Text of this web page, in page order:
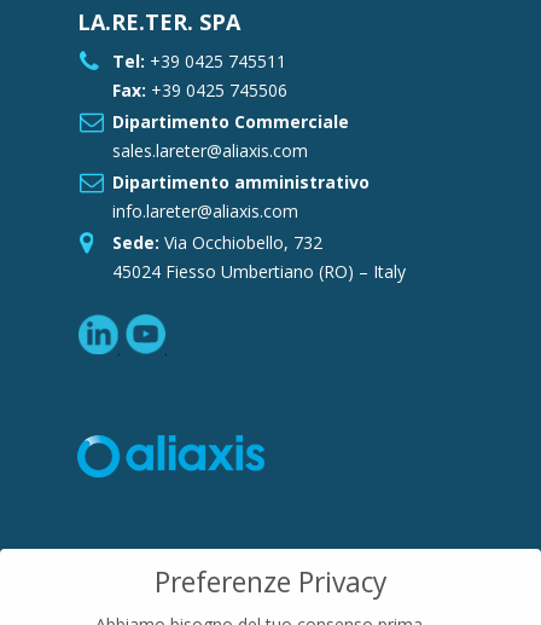
LA.RE.TER. SPA
Tel: +39 0425 745511
Fax: +39 0425 745506
Dipartimento Commerciale
sales.lareter@aliaxis.com
Dipartimento amministrativo
info.lareter@aliaxis.com
Sede: Via Occhiobello, 732
45024 Fiesso Umbertiano (RO) – Italy
Preferenze Privacy